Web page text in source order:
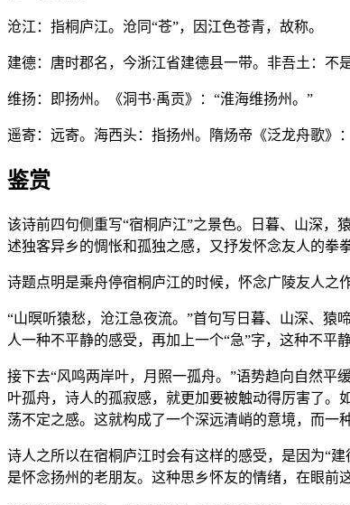
沧江：指桐庐江。沧同“苍”，因江色苍青，故称。
建德：唐时郡名，今浙江省建德县一带。非吾土：不
维扬：即扬州。《洞书·禹贡》：“淮海维扬州。”
遥寄：远寄。海西头：指扬州。隋炀帝《泛龙舟歌》
鉴赏
该诗前四句侧重写“宿桐庐江”之景色。日暮、山深，
述独客异乡的惆怅和孤独之感，又抒发怀念友人的拳
诗题点明是乘舟停宿桐庐江的时候，怀念广陵友人之作
“山暝听猿愁，沧江急夜流。”首句写日暮、山深、猿
人一种不平静的感受，再加上一个“急”字，这种不平
接下去“风鸣两岸叶，月照一孤舟。”语势趋向自然
叶孤舟，诗人的孤寂感，就更加要被触动得厉害了
荡不定之感。这就构成了一个深远清峭的意境，而一
诗人之所以在宿桐庐江时会有这样的感受，是因为“
是怀念扬州的老朋友。这种思乡怀友的情绪，在眼前